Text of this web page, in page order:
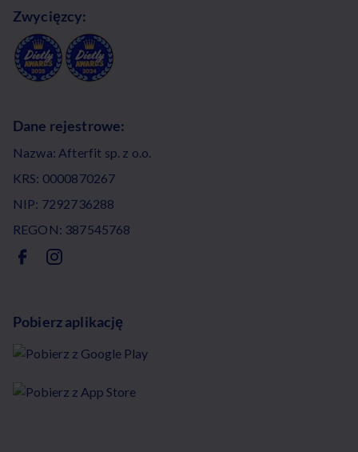
Zwycięzcy:
Dane rejestrowe:
Nazwa: Afterfit sp. z o.o.
KRS: 0000870267
NIP: 7292736288
REGON: 387545768
Pobierz aplikację